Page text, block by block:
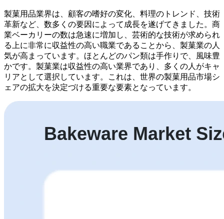
製菓用品業界は、顧客の嗜好の変化、料理のトレンド、技術
革新など、数多くの要因によって成長を遂げてきました。商
業ベーカリーの数は急速に増加し、芸術的な技術が求められ
る上に非常に収益性の高い職業であることから、製菓業の人
気が高まっています。ほとんどのパン類は手作りで、風味豊
かです。製菓業は収益性の高い業界であり、多くの人がキャ
リアとして選択しています。これは、世界の製菓用品市場シ
ェアの拡大を決定づける重要な要素となっています。